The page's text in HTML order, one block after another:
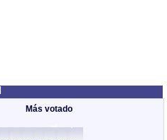
Más votado